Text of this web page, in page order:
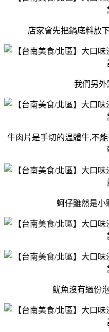
店家會先把鍋底料放
我們另外
牛肉片是手切的温體牛,不
蚵仔雖然是小
魷魚沒有過份